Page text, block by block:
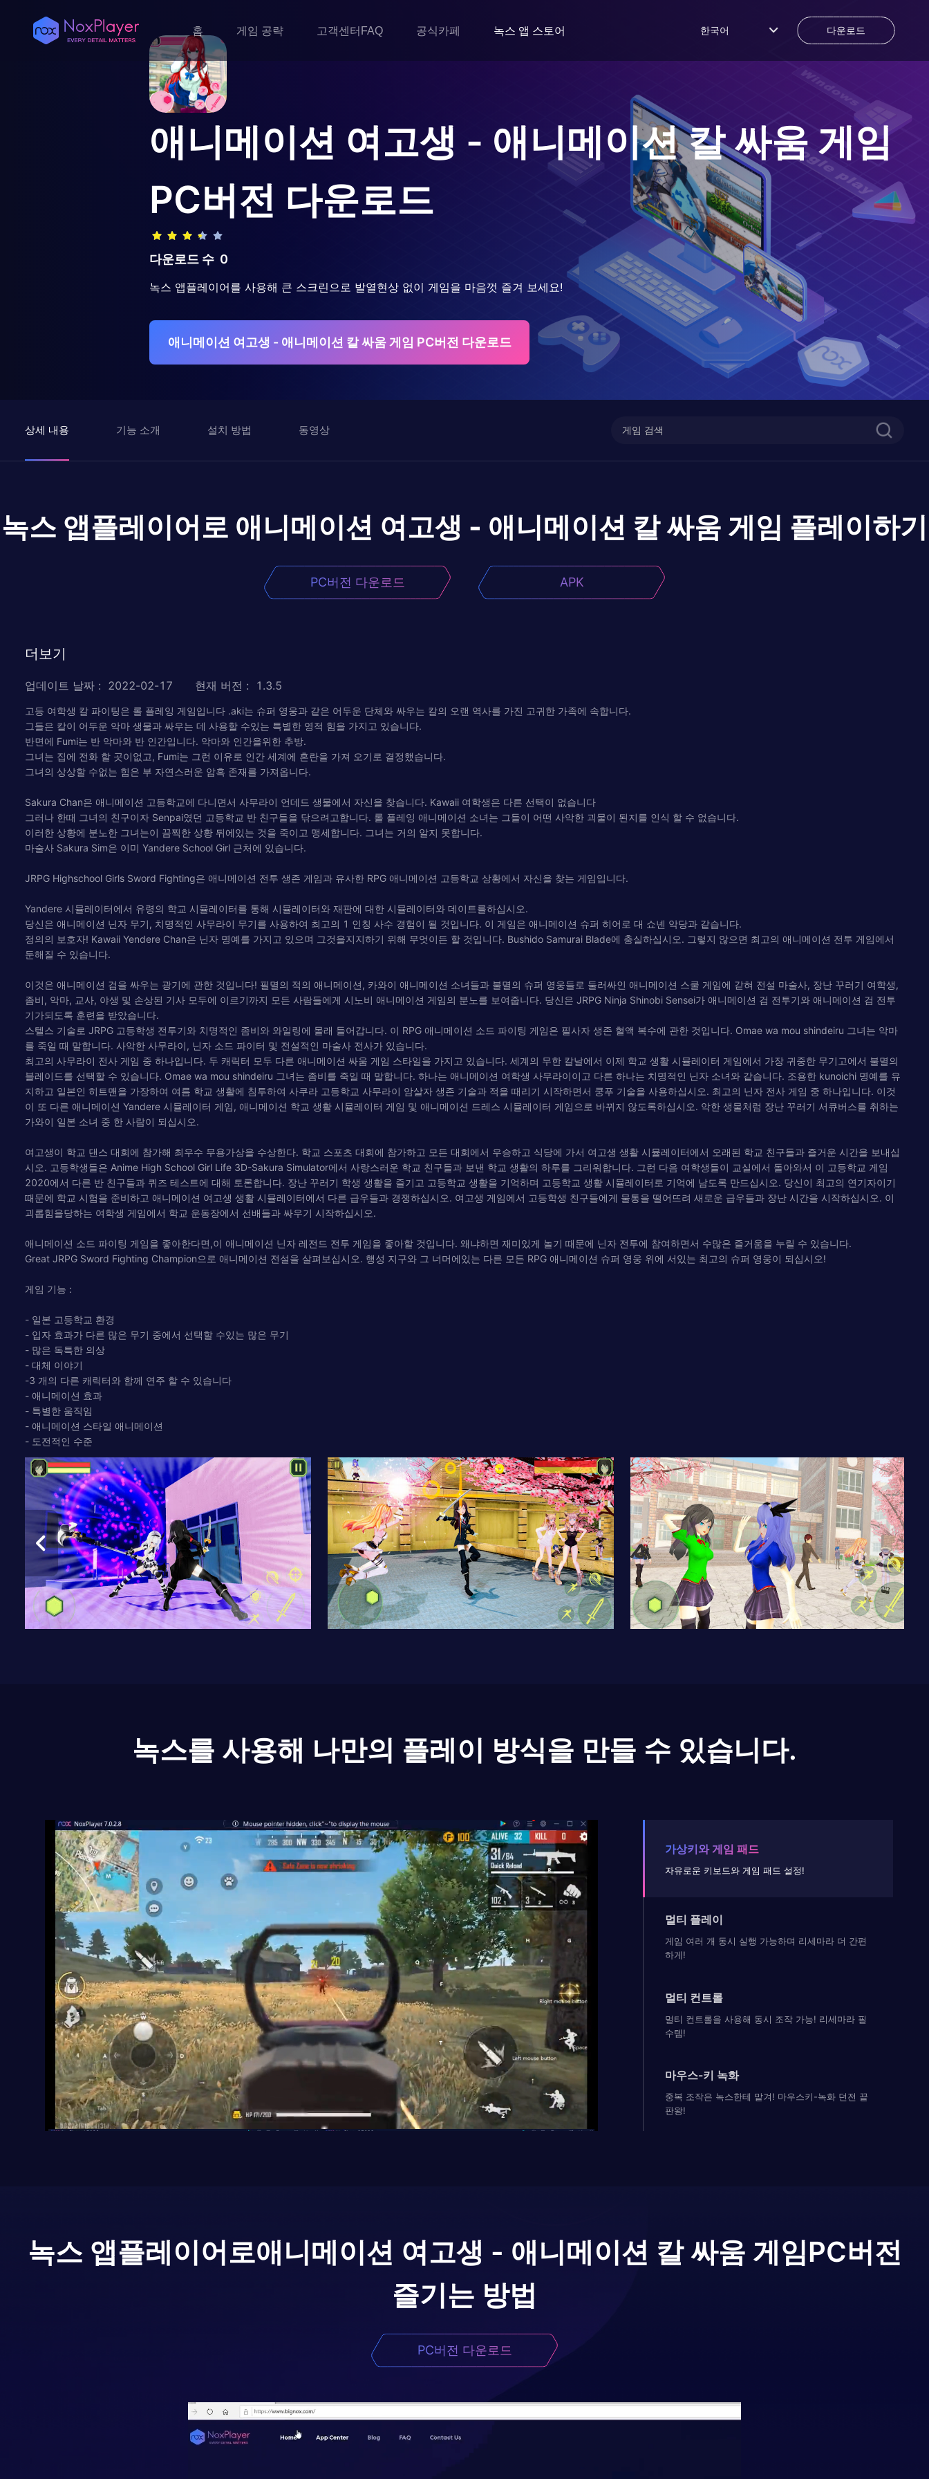
홈 게임 공략 고객센터FAQ 공식카페 녹스 앱 스토어 한국어 다운로드
애니메이션 여고생 - 애니메이션 칼 싸움 게임
PC버전 다운로드
다운로드 수 0
녹스 앱플레이어를 사용해 큰 스크린으로 발열현상 없이 게임을 마음껏 즐겨 보세요!
애니메이션 여고생 - 애니메이션 칼 싸움 게임 PC버전 다운로드
상세 내용 기능 소개 설치 방법 동영상
녹스 앱플레이어로 애니메이션 여고생 - 애니메이션 칼 싸움 게임 플레이하기
PC버전 다운로드 APK
더보기
업데이트 날짜 : 2022-02-17 현재 버전 : 1.3.5
고등 여학생 칼 파이팅은 롤 플레잉 게임입니다 .aki는 슈퍼 영웅과 같은 어두운 단체와 싸우는 칼의 오랜 역사를 가진 고귀한 가족에 속합니다.
그들은 칼이 어두운 악마 생물과 싸우는 데 사용할 수있는 특별한 영적 힘을 가지고 있습니다.
반면에 Fumi는 반 악마와 반 인간입니다. 악마와 인간을위한 추방.
그녀는 집에 전화 할 곳이없고, Fumi는 그런 이유로 인간 세계에 혼란을 가져 오기로 결정했습니다.
그녀의 상상할 수없는 힘은 부 자연스러운 암흑 존재를 가져옵니다.
Sakura Chan은 애니메이션 고등학교에 다니면서 사무라이 언데드 생물에서 자신을 찾습니다. Kawaii 여학생은 다른 선택이 없습니다
그러나 한때 그녀의 친구이자 Senpai였던 고등학교 반 친구들을 닦으려고합니다. 롤 플레잉 애니메이션 소녀는 그들이 어떤 사악한 괴물이 된지를 인식 할 수 없습니다.
이러한 상황에 분노한 그녀는이 끔찍한 상황 뒤에있는 것을 죽이고 맹세합니다. 그녀는 거의 알지 못합니다.
마술사 Sakura Sim은 이미 Yandere School Girl 근처에 있습니다.
JRPG Highschool Girls Sword Fighting은 애니메이션 전투 생존 게임과 유사한 RPG 애니메이션 고등학교 상황에서 자신을 찾는 게임입니다.
Yandere 시뮬레이터에서 유령의 학교 시뮬레이터를 통해 시뮬레이터와 재판에 대한 시뮬레이터와 데이트를하십시오.
당신은 애니메이션 닌자 무기, 치명적인 사무라이 무기를 사용하여 최고의 1 인칭 사수 경험이 될 것입니다. 이 게임은 애니메이션 슈퍼 히어로 대 쇼넨 악당과 같습니다.
정의의 보호자! Kawaii Yendere Chan은 닌자 명예를 가지고 있으며 그것을지지하기 위해 무엇이든 할 것입니다. Bushido Samurai Blade에 충실하십시오. 그렇지 않으면 최고의 애니메이션 전투 게임에서
둔해질 수 있습니다.
이것은 애니메이션 검을 싸우는 광기에 관한 것입니다! 필멸의 적의 애니메이션, 카와이 애니메이션 소녀들과 불멸의 슈퍼 영웅들로 둘러싸인 애니메이션 스쿨 게임에 갇혀 전설 마술사, 장난 꾸러기 여학생,
좀비, 악마, 교사, 야생 및 손상된 기사 모두에 이르기까지 모든 사람들에게 시노비 애니메이션 게임의 분노를 보여줍니다. 당신은 JRPG Ninja Shinobi Sensei가 애니메이션 검 전투기와 애니메이션 검 전투
기가되도록 훈련을 받았습니다.
스텔스 기술로 JRPG 고등학생 전투기와 치명적인 좀비와 와일링에 몰래 들어갑니다. 이 RPG 애니메이션 소드 파이팅 게임은 필사자 생존 혈액 복수에 관한 것입니다. Omae wa mou shindeiru 그녀는 악마
를 죽일 때 말합니다. 사악한 사무라이, 닌자 소드 파이터 및 전설적인 마술사 전사가 있습니다.
최고의 사무라이 전사 게임 중 하나입니다. 두 캐릭터 모두 다른 애니메이션 싸움 게임 스타일을 가지고 있습니다. 세계의 무한 칼날에서 이제 학교 생활 시뮬레이터 게임에서 가장 귀중한 무기고에서 불멸의
블레이드를 선택할 수 있습니다. Omae wa mou shindeiru 그녀는 좀비를 죽일 때 말합니다. 하나는 애니메이션 여학생 사무라이이고 다른 하나는 치명적인 닌자 소녀와 같습니다. 조용한 kunoichi 명예를 유
지하고 일본인 히트맨을 가장하여 여름 학교 생활에 침투하여 사쿠라 고등학교 사무라이 암살자 생존 기술과 적을 때리기 시작하면서 쿵푸 기술을 사용하십시오. 최고의 닌자 전사 게임 중 하나입니다. 이것
이 또 다른 애니메이션 Yandere 시뮬레이터 게임, 애니메이션 학교 생활 시뮬레이터 게임 및 애니메이션 드레스 시뮬레이터 게임으로 바뀌지 않도록하십시오. 악한 생물처럼 장난 꾸러기 서큐버스를 취하는
가와이 일본 소녀 중 한 사람이 되십시오.
여고생이 학교 댄스 대회에 참가해 최우수 무용가상을 수상한다. 학교 스포츠 대회에 참가하고 모든 대회에서 우승하고 식당에 가서 여고생 생활 시뮬레이터에서 오래된 학교 친구들과 즐거운 시간을 보내십
시오. 고등학생들은 Anime High School Girl Life 3D-Sakura Simulator에서 사랑스러운 학교 친구들과 보낸 학교 생활의 하루를 그리워합니다. 그런 다음 여학생들이 교실에서 돌아와서 이 고등학교 게임
2020에서 다른 반 친구들과 퀴즈 테스트에 대해 토론합니다. 장난 꾸러기 학생 생활을 즐기고 고등학교 생활을 기억하며 고등학교 생활 시뮬레이터로 기억에 남도록 만드십시오. 당신이 최고의 연기자이기
때문에 학교 시험을 준비하고 애니메이션 여고생 생활 시뮬레이터에서 다른 급우들과 경쟁하십시오. 여고생 게임에서 고등학생 친구들에게 물통을 떨어뜨려 새로운 급우들과 장난 시간을 시작하십시오. 이
괴롭힘을당하는 여학생 게임에서 학교 운동장에서 선배들과 싸우기 시작하십시오.
애니메이션 소드 파이팅 게임을 좋아한다면,이 애니메이션 닌자 레전드 전투 게임을 좋아할 것입니다. 왜냐하면 재미있게 놀기 때문에 닌자 전투에 참여하면서 수많은 즐거움을 누릴 수 있습니다.
Great JRPG Sword Fighting Champion으로 애니메이션 전설을 살펴보십시오. 행성 지구와 그 너머에있는 다른 모든 RPG 애니메이션 슈퍼 영웅 위에 서있는 최고의 슈퍼 영웅이 되십시오!
게임 기능 :
- 일본 고등학교 환경
- 입자 효과가 다른 많은 무기 중에서 선택할 수있는 많은 무기
- 많은 독특한 의상
- 대체 이야기
-3 개의 다른 캐릭터와 함께 연주 할 수 있습니다
- 애니메이션 효과
- 특별한 움직임
- 애니메이션 스타일 애니메이션
- 도전적인 수준
녹스를 사용해 나만의 플레이 방식을 만들 수 있습니다.
가상키와 게임 패드
자유로운 키보드와 게임 패드 설정!
멀티 플레이
게임 여러 개 동시 실행 가능하며 리세마라 더 간편
하게!
멀티 컨트롤
멀티 컨트롤을 사용해 동시 조작 가능! 리세마라 필
수템!
마우스-키 녹화
중복 조작은 녹스한테 맡겨! 마우스키-녹화 던전 끝
판왕!
녹스 앱플레이어로애니메이션 여고생 - 애니메이션 칼 싸움 게임PC버전
즐기는 방법
PC버전 다운로드